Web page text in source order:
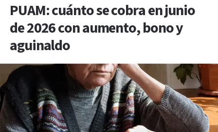
PUAM: cuánto se cobra en junio
de 2026 con aumento, bono y
aguinaldo